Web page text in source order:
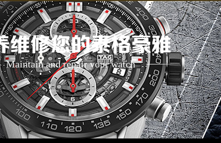
维修您的泰格豪雅
Maintain and repair your watch